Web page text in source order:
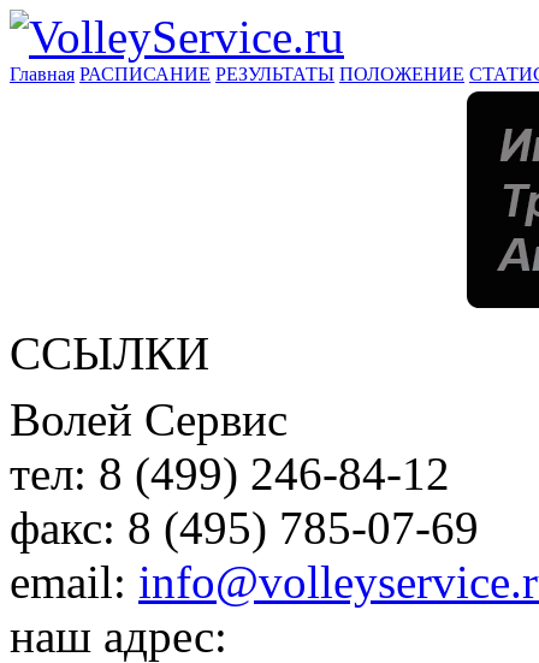
Главная РАСПИСАНИЕ РЕЗУЛЬТАТЫ ПОЛОЖЕНИЕ
ССЫЛКИ
Волей Сервис
тел: 8 (499) 246-84-12
факс: 8 (495) 785-07-69
email:
наш адрес: